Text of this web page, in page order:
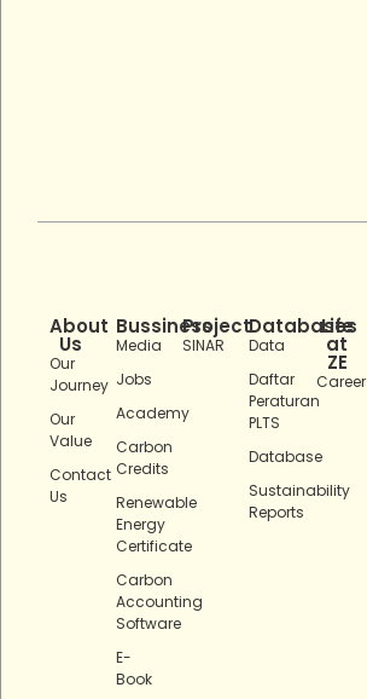
About
Us
Our
Journey
Our
Value
Contact
Us
Bussiness
Media
Jobs
Academy
Carbon
Credits
Renewable
Energy
Certificate
Carbon
Accounting
Software
E-
Book
Project
SINAR
Databases
Data
Daftar
Peraturan
PLTS
Database
Sustainability
Reports
Life
at
ZE
Career